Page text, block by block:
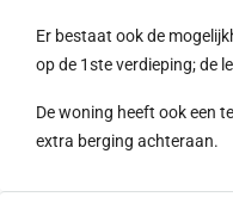
Er bestaat ook de
op de 1ste verdieping; de
De woning heeft ook een
extra berging achteraan.